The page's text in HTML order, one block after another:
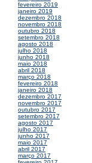
fevereiro 2019
janeiro 2019
dezembro 2018
novembro 2018
outubro 2018
setembro 2018
agosto 2018
julho 2018
junho 2018
maio 2018
abril 2018
março 2018
fevereiro 2018
janeiro 2018
dezembro 2017
novembro 2017
outubro 2017
setembro 2017
agosto 2017
julho 2017
junho 2017
maio 2017
abril 2017
março 2017